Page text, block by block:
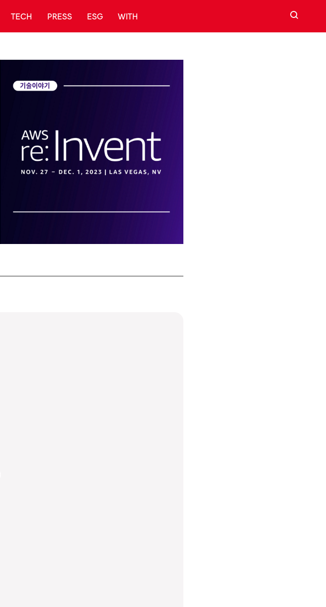
TECH PRESS ESG WITH 검색